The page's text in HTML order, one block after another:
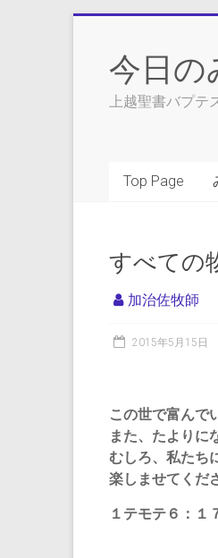
content今日
上越聖書バプテ
Top Page
すべての
加治佐牧師
2015年5月15日
この世で富んで
また、たよりに
むしろ、私たち
楽しませてくだ
１テモテ６：１